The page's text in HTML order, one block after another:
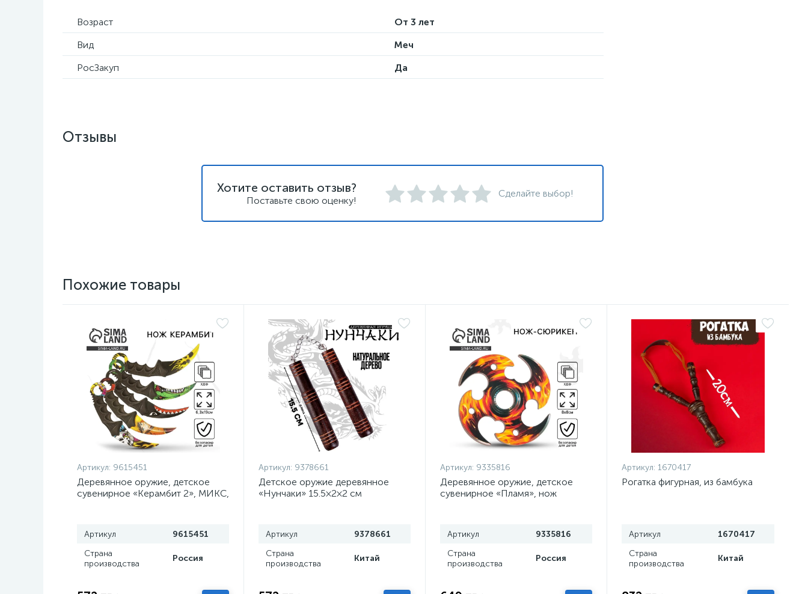
Возраст
От 3 лет
Вид
Меч
РосЗакуп
Да
Отзывы
Хотите оставить отзыв?
Поставьте свою оценку!
Сделайте выбор!
Похожие товары
Артикул: 9615451
Деревянное оружие, детское
сувенирное «Керамбит 2», МИКС,
Артикул
9615451
Страна
производства
Россия
Артикул: 9378661
Детское оружие деревянное
«Нунчаки» 15.5×2×2 см
Артикул
9378661
Страна
производства
Китай
Артикул: 9335816
Деревянное оружие, детское
сувенирное «Пламя», нож
Артикул
9335816
Страна
производства
Россия
Артикул: 1670417
Рогатка фигурная, из бамбука
Артикул
1670417
Страна
производства
Китай